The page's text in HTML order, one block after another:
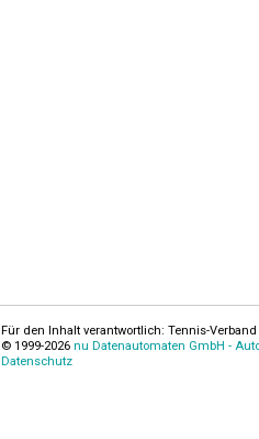
Für den Inhalt verantwortlich: Tennis-
© 1999-2026 nu Datenautomaten GmbH -
Datenschutz